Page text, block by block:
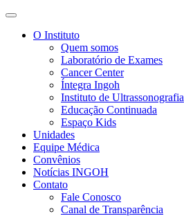
O Instituto
Quem somos
Laboratório de Exames
Cancer Center
Íntegra Ingoh
Instituto de Ultrassonografia
Educação Continuada
Espaço Kids
Unidades
Equipe Médica
Convênios
Notícias INGOH
Contato
Fale Conosco
Canal de Transparência